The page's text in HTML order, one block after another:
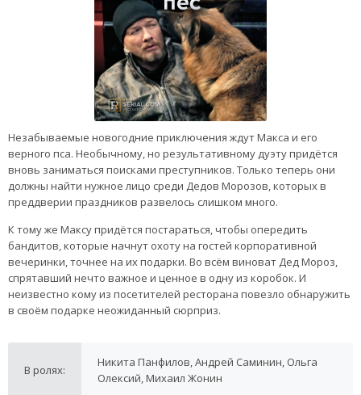
Незабываемые новогодние приключения ждут Макса и его
верного пса. Необычному, но результативному дуэту придётся
вновь заниматься поисками преступников. Только теперь они
должны найти нужное лицо среди Дедов Морозов, которых в
преддверии праздников развелось слишком много.
К тому же Максу придётся постараться, чтобы опередить
бандитов, которые начнут охоту на гостей корпоративной
вечеринки, точнее на их подарки. Во всём виноват Дед Мороз,
спрятавший нечто важное и ценное в одну из коробок. И
неизвестно кому из посетителей ресторана повезло обнаружить
в своём подарке неожиданный сюрприз.
В ролях:
Никита Панфилов, Андрей Саминин, Ольга
Олексий, Михаил Жонин